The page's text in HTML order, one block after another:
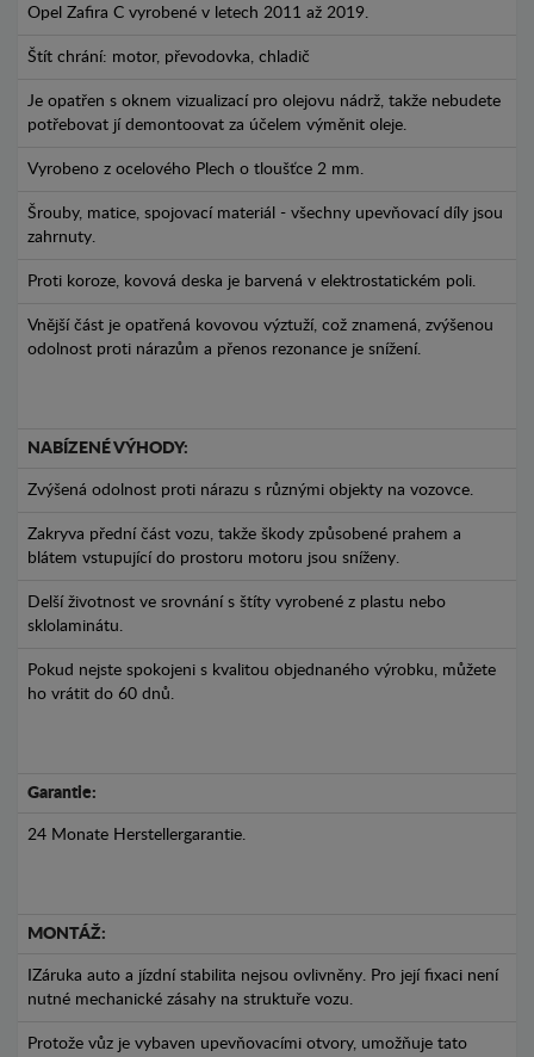
Opel Zafira C vyrobené v letech 2011 až 2019.
Štít chrání: motor, převodovka, chladič
Je opatřen s oknem vizualizací pro olejovu nádrž, takže nebudete
potřebovat jí demontoovat za účelem výměnit oleje.
Vyrobeno z ocelového Plech o tloušťce 2 mm.
Šrouby, matice, spojovací materiál - všechny upevňovací díly jsou
zahrnuty.
Proti koroze, kovová deska je barvená v elektrostatickém poli.
Vnější část je opatřená kovovou výztuží, což znamená, zvýšenou
odolnost proti nárazům a přenos rezonance je snížení.
NABÍZENÉ VÝHODY:
Zvýšená odolnost proti nárazu s různými objekty na vozovce.
Zakryva přední část vozu, takže škody způsobené prahem a
blátem vstupující do prostoru motoru jsou sníženy.
Delší životnost ve srovnání s štíty vyrobené z plastu nebo
sklolaminátu.
Pokud nejste spokojeni s kvalitou objednaného výrobku, můžete
ho vrátit do 60 dnů.
Garantie:
24 Monate Herstellergarantie.
MONTÁŽ:
IZáruka auto a jízdní stabilita nejsou ovlivněny. Pro její fixaci není
nutné mechanické zásahy na struktuře vozu.
Protože vůz je vybaven upevňovacími otvory, umožňuje tato